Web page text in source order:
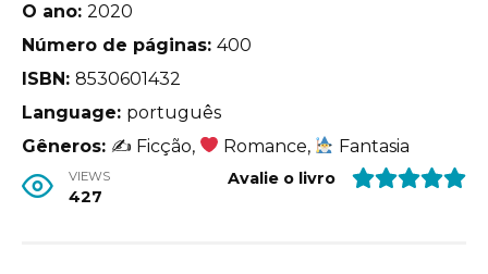
O ano: 2020
Número de páginas: 400
ISBN: 8530601432
Language: português
Gêneros: ✍ Ficção, Romance, Fantasia
VIEWS
427
Avalie o livro